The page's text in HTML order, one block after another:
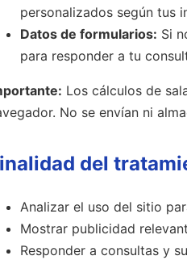
personalizados según tus
Datos de formularios: Si
para responder a tu
Los cálculos de
No se envían ni
del
Analizar el uso del sitio
Mostrar publicidad
Responder a consultas y